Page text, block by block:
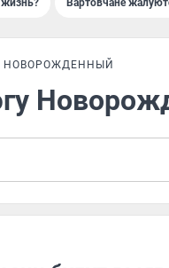
жизнь? Вартовчане
НОВОРОЖДЕННЫЙ